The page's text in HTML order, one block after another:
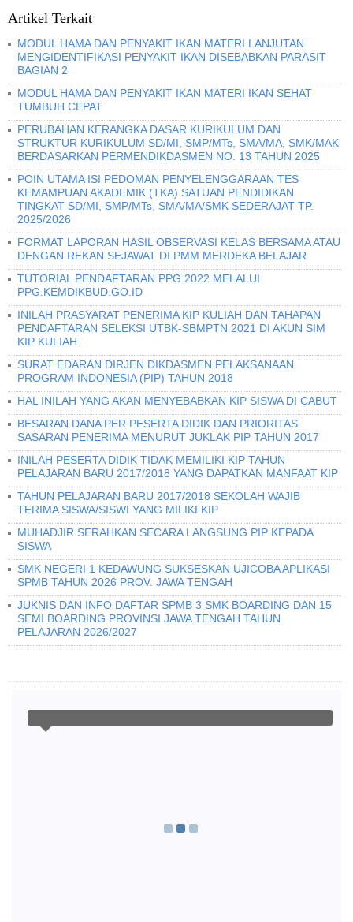
Artikel Terkait
MODUL HAMA DAN PENYAKIT IKAN MATERI LANJUTAN
MENGIDENTIFIKASI PENYAKIT IKAN DISEBABKAN PARASIT
BAGIAN 2
MODUL HAMA DAN PENYAKIT IKAN MATERI IKAN SEHAT
TUMBUH CEPAT
PERUBAHAN KERANGKA DASAR KURIKULUM DAN
STRUKTUR KURIKULUM SD/MI, SMP/MTs, SMA/MA, SMK/MAK
BERDASARKAN PERMENDIKDASMEN NO. 13 TAHUN 2025
POIN UTAMA ISI PEDOMAN PENYELENGGARAAN TES
KEMAMPUAN AKADEMIK (TKA) SATUAN PENDIDIKAN
TINGKAT SD/MI, SMP/MTs, SMA/MA/SMK SEDERAJAT TP.
2025/2026
FORMAT LAPORAN HASIL OBSERVASI KELAS BERSAMA ATAU
DENGAN REKAN SEJAWAT DI PMM MERDEKA BELAJAR
TUTORIAL PENDAFTARAN PPG 2022 MELALUI
PPG.KEMDIKBUD.GO.ID
INILAH PRASYARAT PENERIMA KIP KULIAH DAN TAHAPAN
PENDAFTARAN SELEKSI UTBK-SBMPTN 2021 DI AKUN SIM
KIP KULIAH
SURAT EDARAN DIRJEN DIKDASMEN PELAKSANAAN
PROGRAM INDONESIA (PIP) TAHUN 2018
HAL INILAH YANG AKAN MENYEBABKAN KIP SISWA DI CABUT
BESARAN DANA PER PESERTA DIDIK DAN PRIORITAS
SASARAN PENERIMA MENURUT JUKLAK PIP TAHUN 2017
INILAH PESERTA DIDIK TIDAK MEMILIKI KIP TAHUN
PELAJARAN BARU 2017/2018 YANG DAPATKAN MANFAAT KIP
TAHUN PELAJARAN BARU 2017/2018 SEKOLAH WAJIB
TERIMA SISWA/SISWI YANG MILIKI KIP
MUHADJIR SERAHKAN SECARA LANGSUNG PIP KEPADA
SISWA
SMK NEGERI 1 KEDAWUNG SUKSESKAN UJICOBA APLIKASI
SPMB TAHUN 2026 PROV. JAWA TENGAH
JUKNIS DAN INFO DAFTAR SPMB 3 SMK BOARDING DAN 15
SEMI BOARDING PROVINSI JAWA TENGAH TAHUN
PELAJARAN 2026/2027